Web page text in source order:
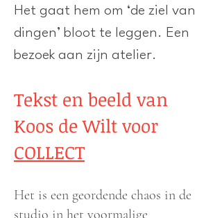
Het gaat hem om ‘de ziel van
dingen’ bloot te leggen. Een
bezoek aan zijn atelier.
Tekst en beeld van
Koos de Wilt voor
COLLECT
Het is een geordende chaos in de
studio in het voormalige